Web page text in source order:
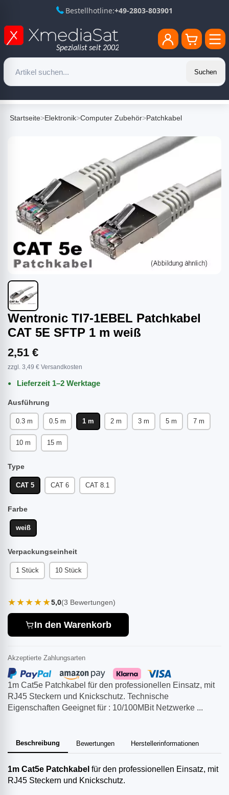
Bestellhotline:+49-2803-803901
Suchen
Startseite>Elektronik>Computer Zubehör>Patchkabel
Wentronic TI7-1EBEL Patchkabel
CAT 5E SFTP 1 m weiß
1m Cat5e Patchkabel für den professionellen Einsatz, mit
RJ45 Steckern und Knickschutz. Technische
Eigenschaften Geeignet für : 10/100MBit Netzwerke ...
Beschreibung Bewertungen Herstellerinformationen
1m Cat5e Patchkabel für den professionellen Einsatz, mit
RJ45 Steckern und Knickschutz.
2,51 €
zzgl. 3,49 € Versandkosten
Lieferzeit 1–2 Werktage
Ausführung
0.3 m 0.5 m 1 m 2 m 3 m 5 m 7 m
10 m 15 m
Type
CAT 5 CAT 6 CAT 8.1
Farbe
weiß
Verpackungseinheit
1 Stück 10 Stück
★★★★★5,0(3 Bewertungen)
In den Warenkorb
Akzeptierte Zahlungsarten